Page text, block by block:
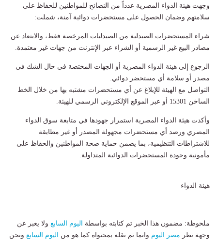
وجهت هيئة الدواء المصرية عدداً من النصائح للمواطنين للحفاظ على
سلامتهم وضمان الحصول على مستحضرات دوائية آمنة، شملت:
شراء المستحضرات الصيدلية من الصيدليات المرخصة فقط، والابتعاد عن
مصادر البيع غير الرسمية أو الشراء عبر الإنترنت من جهات غير معتمدة.
الرجوع إلى هيئة الدواء المصرية أو الجهات المختصة في حال الشك في
مصدر أو سلامة أي مستحضر دوائي.
التواصل مع الهيئة للإبلاغ عن أي مستحضرات مشتبه بها من خلال الخط
الساخن 15301 أو عبر الموقع الإلكتروني الرسمي للهيئة.
وأكدت هيئة الدواء المصرية استمرار جهودها في متابعة سوق الدواء
المصري ورصد أي مستحضرات مجهولة المصدر أو غير مطابقة
للاشتراطات التنظيمية، بما يضمن حماية صحة المواطنين والحفاظ على
مأمونية وجودة المستحضرات الدوائية المتداولة.
هيئة الدواء
ملحوظة: مضمون هذا الخبر تم كتابته بواسطة اليوم السابع ولا يعبر عن
وجهة نظر مصر اليوم وانما تم نقله بمحتواه كما هو من اليوم السابع ونحن